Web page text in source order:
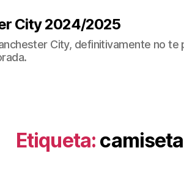
City 2024/2025
City, definitivamente no te
Etiqueta: